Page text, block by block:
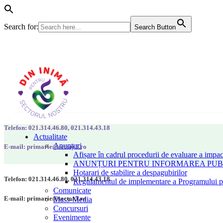
Search for: Search Button
Actualitate
Anunțuri
Afișare în cadrul procedurii de evaluare a
ANUNȚURI PENTRU INFORMAREA
Hotarari de stabilire a despagubirilor
Regulamentul de implementare a Programului
Comunicate
Mass-Media
Concursuri
Evenimente
Telefon: 021.314.46.80, 021.314.43.18
E-mail: primarie@sector5.ro
Telefon: 021.314.46.80, 021.314.43.18
E-mail: primarie@sector5.ro